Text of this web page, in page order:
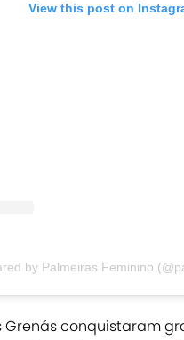
View this post on
by Palmeiras Feminino
Grenás conquistaram